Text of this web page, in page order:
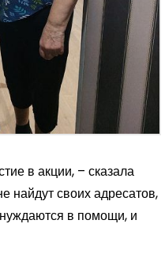
в акции, – сказала
найдут своих адресатов,
в помощи, и